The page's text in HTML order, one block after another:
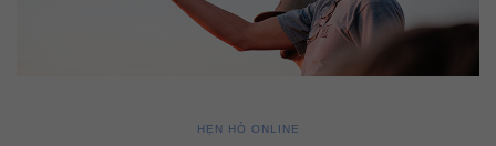
HẸN HÒ ONLINE